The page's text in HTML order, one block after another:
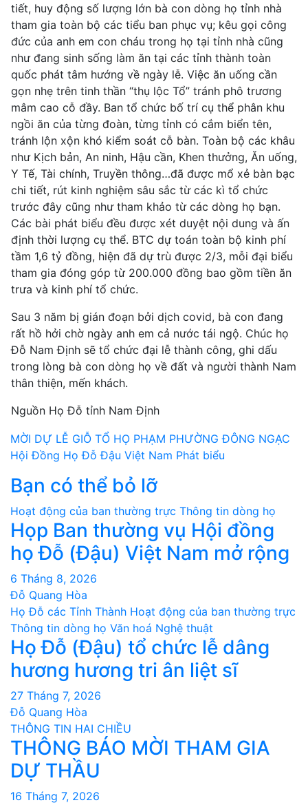
tiết, huy động số lượng lớn bà con dòng họ tỉnh nhà
tham gia toàn bộ các tiểu ban phục vụ; kêu gọi công
đức của anh em con cháu trong họ tại tỉnh nhà cũng
như đang sinh sống làm ăn tại các tỉnh thành toàn
quốc phát tâm hướng về ngày lễ. Việc ăn uống cần
gọn nhẹ trên tinh thần “thụ lộc Tổ” tránh phô trương
mâm cao cỗ đầy. Ban tổ chức bố trí cụ thể phân khu
ngồi ăn của từng đoàn, từng tỉnh có cắm biển tên,
tránh lộn xộn khó kiểm soát cỗ bàn. Toàn bộ các khâu
như Kịch bản, An ninh, Hậu cần, Khen thưởng, Ăn uống,
Y Tế, Tài chính, Truyền thông…đã được mổ xẻ bàn bạc
chi tiết, rút kinh nghiệm sâu sắc từ các kì tổ chức
trước đây cũng như tham khảo từ các dòng họ bạn.
Các bài phát biểu đều được xét duyệt nội dung và ấn
định thời lượng cụ thể. BTC dự toán toàn bộ kinh phí
tầm 1,6 tỷ đồng, hiện đã dự trù được 2/3, mỗi đại biểu
tham gia đóng góp từ 200.000 đồng bao gồm tiền ăn
trưa và kinh phí tổ chức.
Sau 3 năm bị gián đoạn bởi dịch covid, bà con đang
rất hồ hởi chờ ngày anh em cả nước tái ngộ. Chúc họ
Đỗ Nam Định sẽ tổ chức đại lễ thành công, ghi dấu
trong lòng bà con dòng họ về đất và người thành Nam
thân thiện, mến khách.
Nguồn Họ Đỗ tỉnh Nam Định
Điều
hướng
bài
viết
MỜI DỰ LỄ GIỖ TỔ HỌ PHẠM PHƯỜNG ĐÔNG NGẠC
Hội Đồng Họ Đỗ Đậu Việt Nam Phát biểu
Bạn có thể bỏ lỡ
Hoạt động của ban thường trực Thông tin dòng họ
Họp Ban thường vụ Hội đồng
họ Đỗ (Đậu) Việt Nam mở rộng
6 Tháng 8, 2026
Đỗ Quang Hòa
Họ Đỗ các Tỉnh Thành Hoạt động của ban thường trực
Thông tin dòng họ Văn hoá Nghệ thuật
Họ Đỗ (Đậu) tổ chức lễ dâng
hương hương tri ân liệt sĩ
27 Tháng 7, 2026
Đỗ Quang Hòa
THÔNG TIN HAI CHIỀU
THÔNG BÁO MỜI THAM GIA
DỰ THẦU
16 Tháng 7, 2026